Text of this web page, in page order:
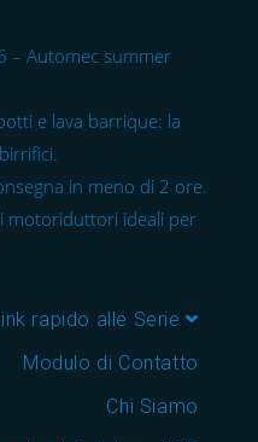
– Automec summer
e lava barrique: la
in meno di 2 ore.
motoriduttori ideali per
rapido alle Serie
Modulo di Contatto
Chi Siamo